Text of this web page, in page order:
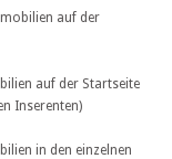
auf der
auf der Startseite
Inserenten)
in den einzelnen